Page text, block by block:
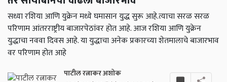
सध्या रशिया आणि युक्रेन मध्ये घमासान युद्ध सुरू आहे.त्याचा सरळ सरळ
परिणाम आंतरराष्ट्रीय बाजारपेठांवर होत आहे. आज रशिया आणि युक्रेन
युद्धाचा नववा दिवस आहे. या युद्धाचा अनेक प्रकारच्या शेतमालाचे बाजारभाव
वर परिणाम होत आहे
पाटील रत्नाकर अशोक